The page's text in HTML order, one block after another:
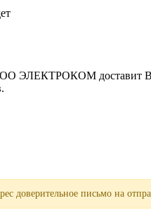
ЭЛЕКТРОКОМ доставит
доверительное письмо на